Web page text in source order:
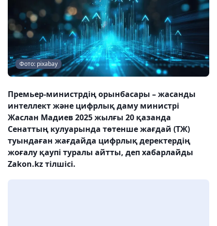
Фото: pixabay
Премьер-министрдің орынбасары – жасанды
интеллект және цифрлық даму министрі
Жаслан Мадиев 2025 жылғы 20 қазанда
Сенаттың кулуарында төтенше жағдай (ТЖ)
туындаған жағдайда цифрлық деректердің
жоғалу қаупі туралы айтты, деп хабарлайды
Zakon.kz тілшісі.